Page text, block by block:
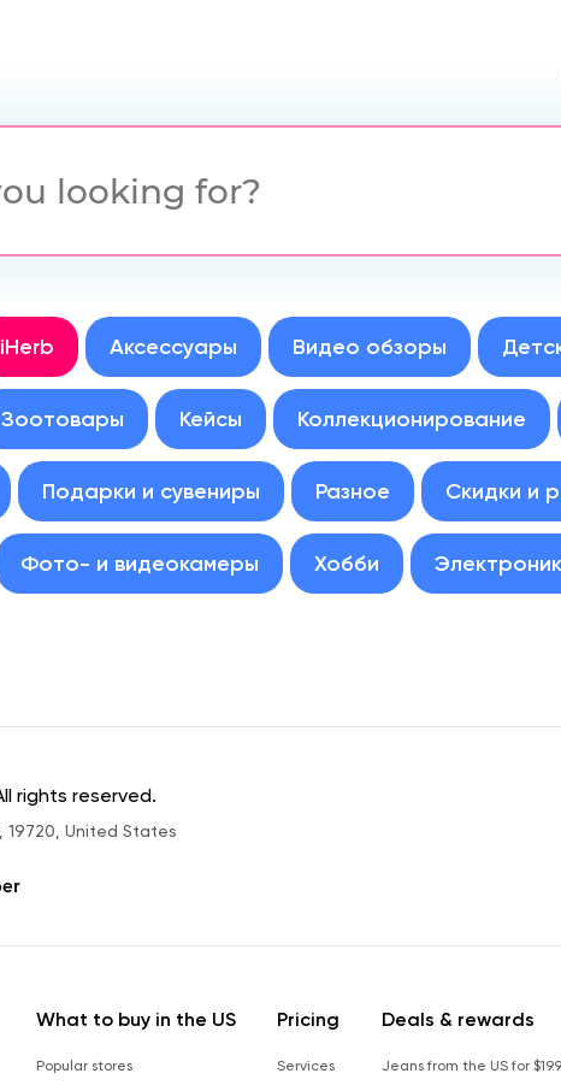
iHerb Аксессуары Видео обзоры
Зоотовары Кейсы Коллекционирование
Подарки и сувениры Разное Скидки и
Фото- и видеокамеры Хобби
rights reserved.
19720, United States
What to buy in the US
Popular stores
Pricing
Services
Deals & rewards
Jeans from the US for